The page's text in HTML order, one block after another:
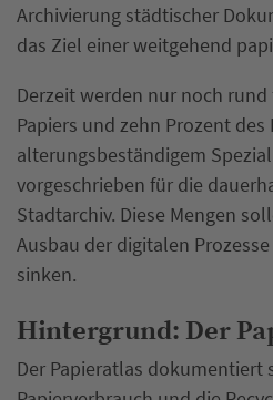
Archivierung städtischer
das Ziel einer weitgehend
Derzeit werden nur noch
Papiers und zehn Prozent des
alterungsbeständigem
vorgeschrieben für die
Stadtarchiv. Diese Mengen
Ausbau der digitalen
sinken.
Hintergrund: Der
Der Papieratlas dokumentiert